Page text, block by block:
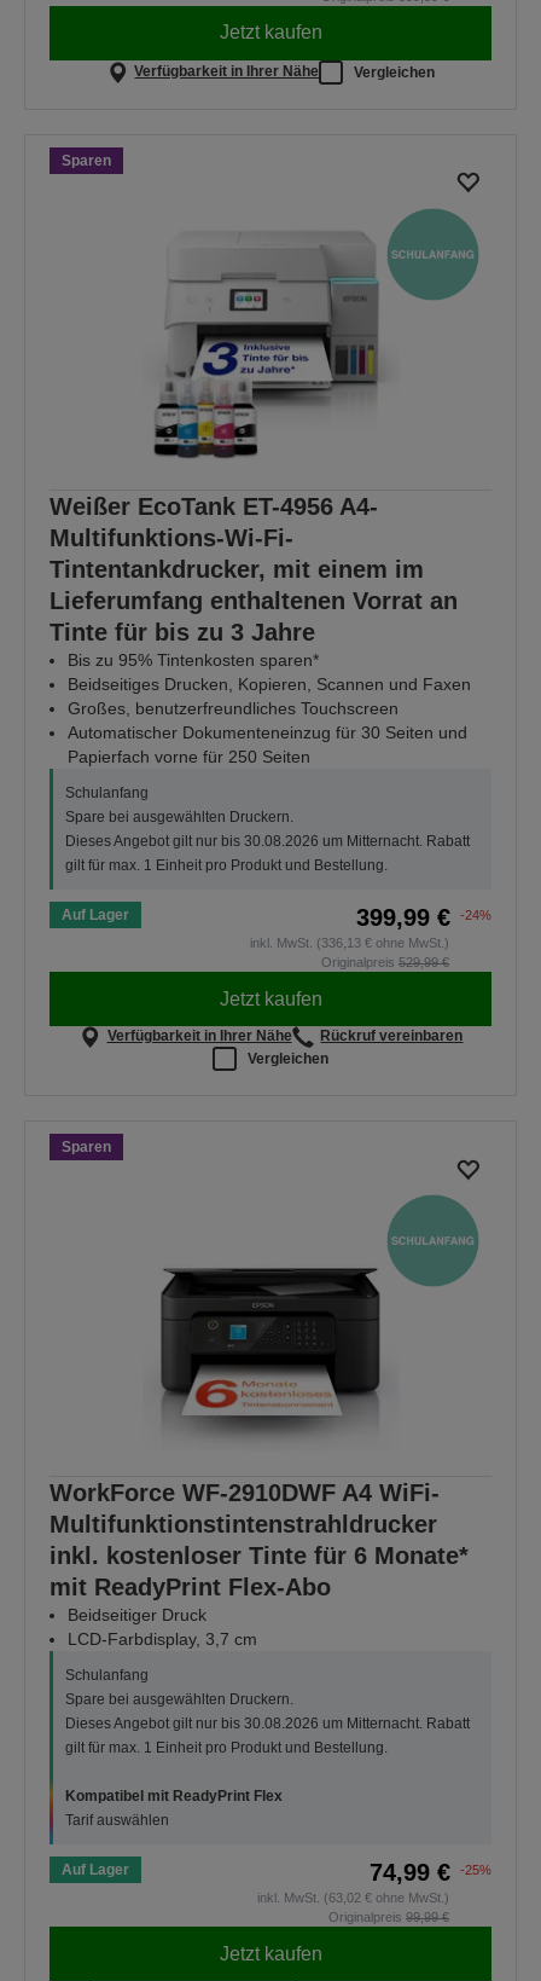
Jetzt kaufen
Verfügbarkeit in Ihrer Nähe Vergleichen
Sparen
Weißer EcoTank ET-4956 A4-
Multifunktions-Wi-Fi-
Tintentankdrucker, mit einem im
Lieferumfang enthaltenen Vorrat an
Tinte für bis zu 3 Jahre
Bis zu 95% Tintenkosten sparen*
Beidseitiges Drucken, Kopieren, Scannen und Faxen
Großes, benutzerfreundliches Touchscreen
Automatischer Dokumenteneinzug für 30 Seiten und
Papierfach vorne für 250 Seiten
Schulanfang
Spare bei ausgewählten Druckern.
Dieses Angebot gilt nur bis 30.08.2026 um Mitternacht. Rabatt
gilt für max. 1 Einheit pro Produkt und Bestellung.
Auf Lager 399,99 €
-24%
inkl. MwSt. (336,13 € ohne MwSt.)
Originalpreis 529,99 €
Jetzt kaufen
Verfügbarkeit in Ihrer Nähe
Rückruf vereinbaren
Vergleichen
Sparen
WorkForce WF-2910DWF A4 WiFi-
Multifunktionstintenstrahldrucker
inkl. kostenloser Tinte für 6 Monate*
mit ReadyPrint Flex-Abo
Beidseitiger Druck
LCD-Farbdisplay, 3,7 cm
Schulanfang
Spare bei ausgewählten Druckern.
Dieses Angebot gilt nur bis 30.08.2026 um Mitternacht. Rabatt
gilt für max. 1 Einheit pro Produkt und Bestellung.
Kompatibel mit ReadyPrint Flex
Tarif auswählen
Auf Lager 74,99 €
-25%
inkl. MwSt. (63,02 € ohne MwSt.)
Originalpreis 99,99 €
Jetzt kaufen